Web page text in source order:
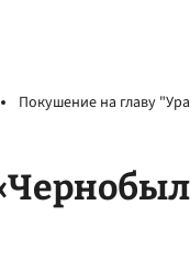
Покушение на главу